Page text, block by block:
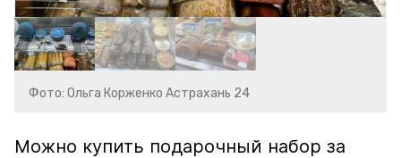
Фото: Ольга Корженко Астрахань 24
Можно купить подарочный набор за